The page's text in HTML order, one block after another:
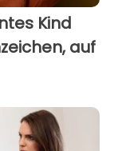
Kind
auf